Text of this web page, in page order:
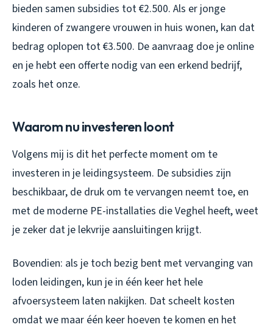
bieden samen subsidies tot €2.500. Als er jonge
kinderen of zwangere vrouwen in huis wonen, kan dat
bedrag oplopen tot €3.500. De aanvraag doe je online
en je hebt een offerte nodig van een erkend bedrijf,
zoals het onze.
Waarom nu investeren loont
Volgens mij is dit het perfecte moment om te
investeren in je leidingsysteem. De subsidies zijn
beschikbaar, de druk om te vervangen neemt toe, en
met de moderne PE-installaties die Veghel heeft, weet
je zeker dat je lekvrije aansluitingen krijgt.
Bovendien: als je toch bezig bent met vervanging van
loden leidingen, kun je in één keer het hele
afvoersysteem laten nakijken. Dat scheelt kosten
omdat we maar één keer hoeven te komen en het